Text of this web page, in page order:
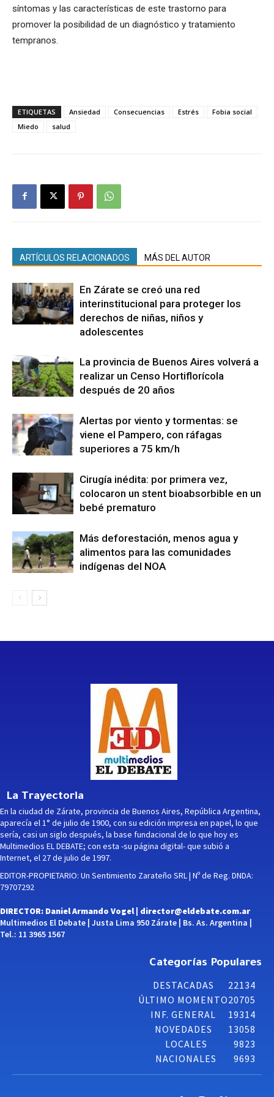
síntomas y las características de este trastorno para
promover la posibilidad de un diagnóstico y tratamiento
tempranos.
ETIQUETAS Ansiedad Consecuencias Estrés
Fobia social
Miedo
salud
ARTÍCULOS RELACIONADOS MÁS DEL AUTOR
En Zárate se creó una red
interinstitucional para proteger los
derechos de niñas, niños y
adolescentes
La provincia de Buenos Aires volverá a
realizar un Censo Hortiflorícola
después de 20 años
Alertas por viento y tormentas: se
viene el Pampero, con ráfagas
superiores a 75 km/h
Cirugía inédita: por primera vez,
colocaron un stent bioabsorbible en un
bebé prematuro
Más deforestación, menos agua y
alimentos para las comunidades
indígenas del NOA
La Trayectoria
En la ciudad de Zárate, provincia de Buenos Aires, República Argentina,
aparecía el 1° de julio de 1900, con su edición impresa en papel, lo que
sería, casi un siglo después, la base fundacional de lo que hoy es
Multimedios EL DEBATE; con esta -su página digital- que subió a
Internet, el 27 de julio de 1997.
EDITOR-PROPIETARIO: Un Sentimiento Zarateño SRL | Nº de Reg. DNDA:
79707292
DIRECTOR: Daniel Armando Vogel | director@eldebate.com.ar
Multimedios El Debate | Justa Lima 950 Zárate | Bs. As. Argentina |
Tel.: 11 3965 1567
Categorías Populares
DESTACADAS
22134
ÚLTIMO MOMENTO20705
INF. GENERAL
19314
NOVEDADES
13058
LOCALES
9823
NACIONALES
9693